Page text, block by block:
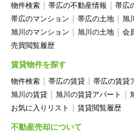
物件検索 帯広の不動産情報 帯広
帯広のマンション
帯広の土地 旭
旭川のマンション
旭川の土地 会
売買閲覧履歴
賃貸物件を探す
物件検索 帯広の賃貸 帯広の賃貸
旭川の賃貸
旭川の賃貸アパート
お気に入りリスト
賃貸閲覧履歴
不動産売却について